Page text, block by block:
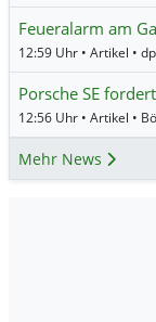
Feueralarm am
12:59 Uhr • Artikel •
Porsche SE
12:56 Uhr • Artikel •
Mehr News